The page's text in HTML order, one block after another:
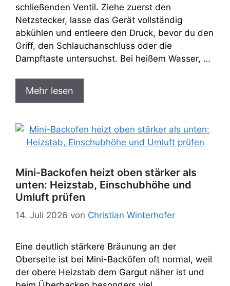
schließenden Ventil. Ziehe zuerst den
Netzstecker, lasse das Gerät vollständig
abkühlen und entleere den Druck, bevor du den
Griff, den Schlauchanschluss oder die
Dampftaste untersuchst. Bei heißem Wasser, …
Mehr lesen
Mini-Backofen heizt oben stärker als
unten: Heizstab, Einschubhöhe und
Umluft prüfen
14. Juli 2026 von Christian Winterhofer
Eine deutlich stärkere Bräunung an der
Oberseite ist bei Mini-Backöfen oft normal, weil
der obere Heizstab dem Gargut näher ist und